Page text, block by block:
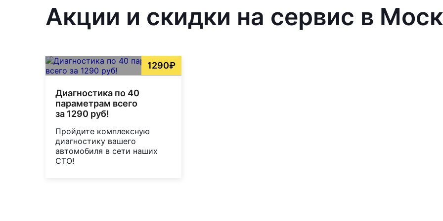
Акции и скидки на сервис в
1290₽
Диагностика по 40
параметрам всего
за 1290 руб!
Пройдите комплексную
диагностику вашего
автомобиля в сети наших
СТО!